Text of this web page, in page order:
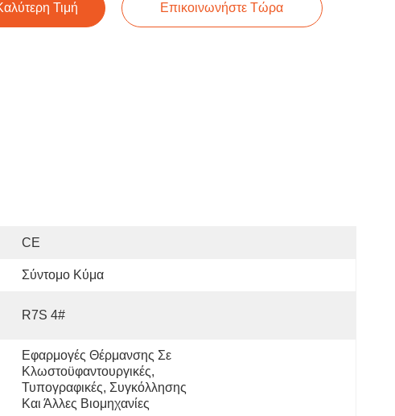
Τιμή Επικοινωνήστε Τώρα
CE
Σύντομο Κύμα
R7S 4#
Εφαρμογές Θέρμανσης Σε
Κλωστοϋφαντουργικές,
Τυπογραφικές, Συγκόλλησης
Και Άλλες Βιομηχανίες